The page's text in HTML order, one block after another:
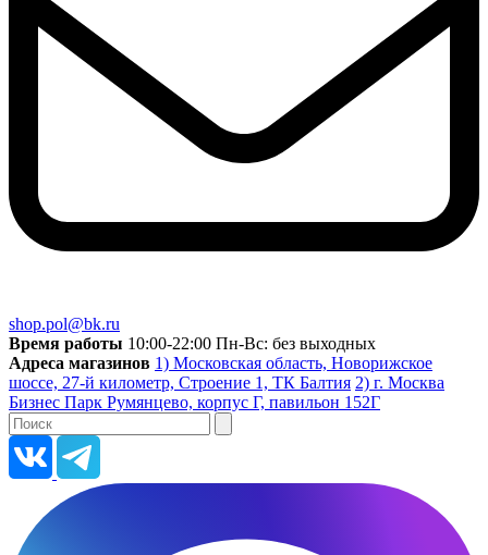
shop.pol@bk.ru
Время работы 10:00-22:00 Пн-Вс: без выходных
Адреса магазинов 1) Московская область, Новорижское
шоссе, 27-й километр, Строение 1, ТК Балтия 2) г. Москва
Бизнес Парк Румянцево, корпус Г, павильон 152Г